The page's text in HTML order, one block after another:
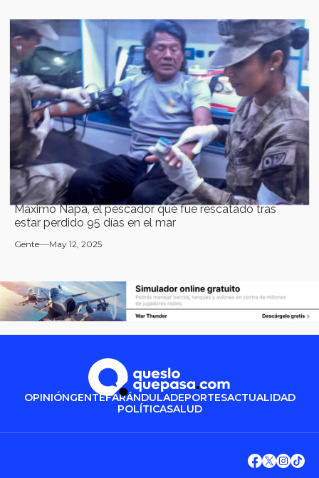
Máximo Napa, el pescador que fue rescatado tras
estar perdido 95 días en el mar
Gente May 12, 2025
OPINIÓNGENTEFARÁNDULADEPORTESACTUALIDAD
POLÍTICASALUD